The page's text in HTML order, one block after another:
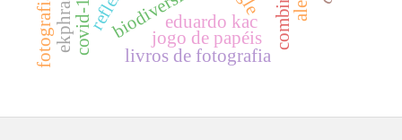
livros de fotografia
eduardo kac
jogo de papéis
covid-19
ekphrasis